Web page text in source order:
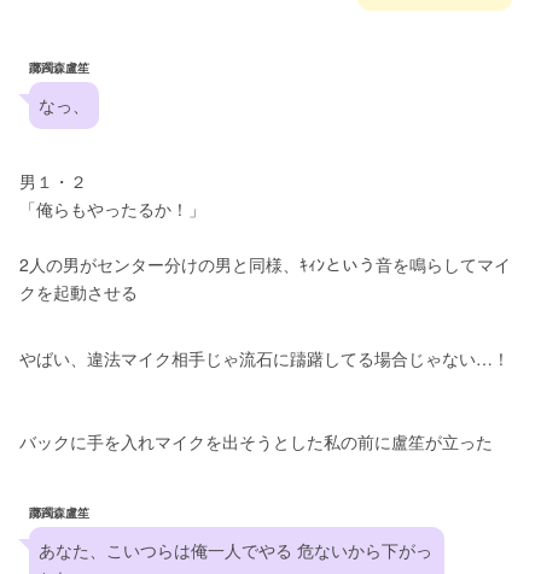
躑躅森盧笙
なっ、
男１・２
「俺らもやったるか！」
2人の男がセンター分けの男と同様、ｷｨﾝという音を鳴らしてマイ
クを起動させる
やばい、違法マイク相手じゃ流石に躊躇してる場合じゃない…！
バックに手を入れマイクを出そうとした私の前に盧笙が立った
躑躅森盧笙
あなた、こいつらは俺一人でやる 危ないから下がっ